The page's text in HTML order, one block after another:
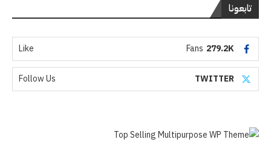
تابعونا
279.2K
Fans
Like
TWITTER
Follow Us